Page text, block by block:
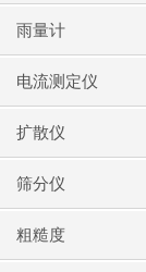
雨量计
电流测定仪
扩散仪
筛分仪
粗糙度